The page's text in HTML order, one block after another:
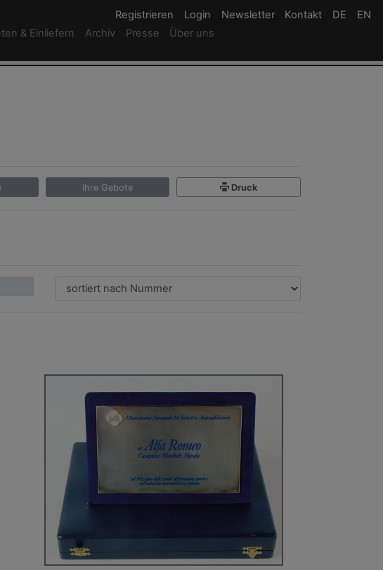
& Einliefern Archiv Presse Über uns
Registrieren Registrieren
Login Login
NewsletterNewsletter
Kontakt Newsletter
DE EN
Ihre Gebote Druck